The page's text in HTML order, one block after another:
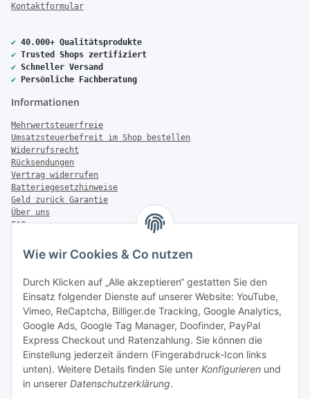
Wie wir Cookies & Co nutzen
Durch Klicken auf „Alle akzeptieren“ gestatten Sie den
Einsatz folgender Dienste auf unserer Website: YouTube,
Vimeo, ReCaptcha, Billiger.de Tracking, Google Analytics,
Google Ads, Google Tag Manager, Doofinder, PayPal
Express Checkout und Ratenzahlung. Sie können die
Einstellung jederzeit ändern (Fingerabdruck-Icon links
unten). Weitere Details finden Sie unter Konfigurieren und
in unserer Datenschutzerklärung.
Kontaktformular
✔ 40.000+ Qualitätsprodukte
✔ Trusted Shops zertifiziert
✔ Schneller Versand
✔ Persönliche Fachberatung
Informationen
Mehrwertsteuerfreie
Umsatzsteuerbefreit im Shop bestellen
Widerrufsrecht
Rücksendungen
Vertrag widerrufen
Batteriegesetzhinweise
Geld zurück Garantie
Über uns
FAQ
Zahlung & Versand
Versandinformationen
Sonstiges